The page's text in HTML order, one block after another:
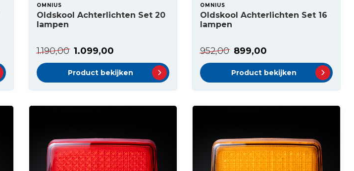
OMNIUS
Oldskool Achterlichten Set 20
lampen
1.190,00 1.099,00
Product bekijken
OMNIUS
Oldskool Achterlichten Set 16
lampen
952,00 899,00
Product bekijken